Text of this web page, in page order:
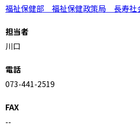
福祉保健部 福祉保健政策局 長寿社
担当者
川口
電話
073-441-2519
FAX
--